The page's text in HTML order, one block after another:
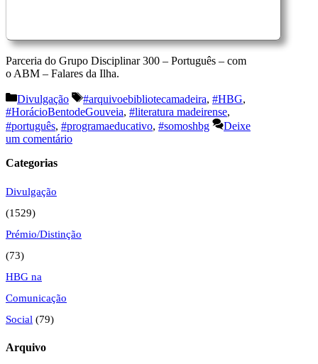
Parceria do Grupo Disciplinar 300 – Português – com
o ABM – Falares da Ilha.
Categorias
Divulgação Etiquetas
#arquivoebibliotecamadeira, #HBG,
#HorácioBentodeGouveia, #literatura madeirense,
#português, #programaeducativo, #somoshbg
Deixe
um comentário
Categorias
Divulgação
(1529)
Prémio/Distinção
(73)
HBG na
Comunicação
Social (79)
Arquivo